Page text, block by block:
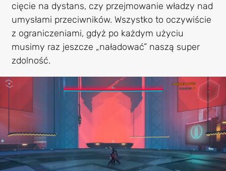
cięcie na dystans, czy przejmowanie władzy nad
umysłami przeciwników. Wszystko to oczywiście
z ograniczeniami, gdyż po każdym użyciu
musimy raz jeszcze „naładować” naszą super
zdolność.